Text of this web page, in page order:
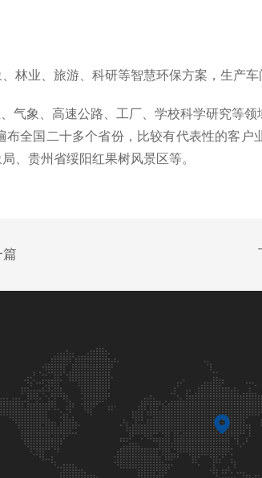
业、旅游、科研等智慧环保方案，生产车
象、高速公路、工厂、学校科学研究等
全国二十多个省份，比较有代表性的客
、贵州省绥阳红果树风景区等。
篇